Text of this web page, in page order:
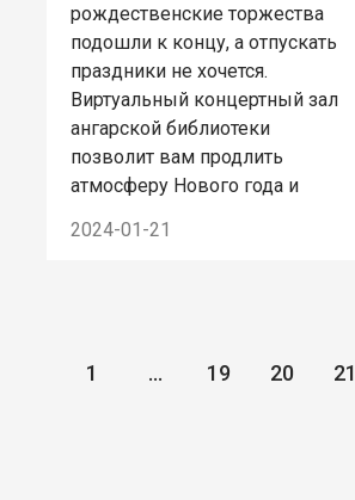
рождественские торжества
подошли к концу, а отпускать
праздники не хочется.
Виртуальный концертный зал
ангарской библиотеки
позволит вам продлить
атмосферу Нового года и
2024-01-21
1
... 19 20 21